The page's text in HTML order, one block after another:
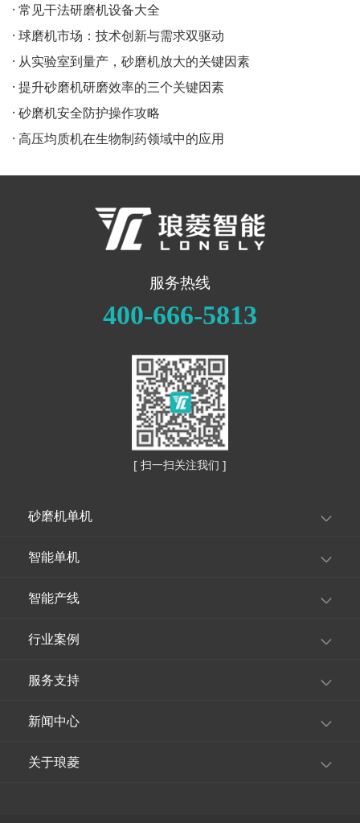
· 常见干法研磨机设备大全
· 球磨机市场：技术创新与需求双驱动
· 从实验室到量产，砂磨机放大的关键因素
· 提升砂磨机研磨效率的三个关键因素
· 砂磨机安全防护操作攻略
· 高压均质机在生物制药领域中的应用
服务热线
400-666-5813
[ 扫一扫关注我们 ]
砂磨机单机
智能单机
智能产线
行业案例
服务支持
新闻中心
关于琅菱